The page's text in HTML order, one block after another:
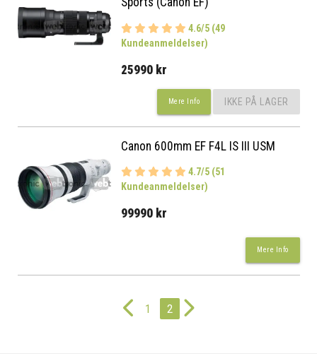
4.6/5 (49
Kundeanmeldelser)
25990 kr
Mere Info IKKE PÅ LAGER
Canon 600mm EF F4L IS III USM
4.7/5 (51
Kundeanmeldelser)
99990 kr
Mere Info
1 2